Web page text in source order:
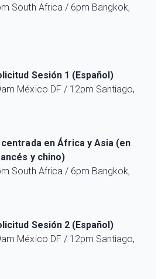
South Africa / 6pm Bangkok,
Sesión 1 (Español)
México DF / 12pm Santiago,
centrada en África y Asia (en
y chino)
South Africa / 6pm Bangkok,
Sesión 2 (Español)
México DF / 12pm Santiago,